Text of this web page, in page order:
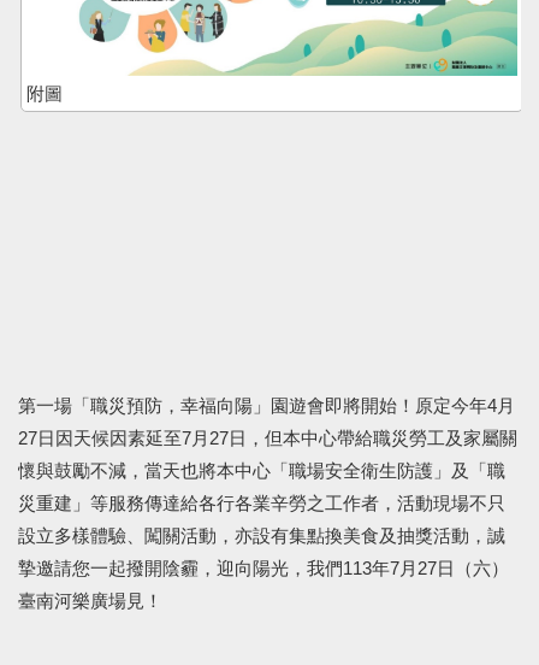
附圖
第一場「職災預防，幸福向陽」園遊會即將開始！原定今年4月
27日因天候因素延至7月27日，但本中心帶給職災勞工及家屬關
懷與鼓勵不減，當天也將本中心「職場安全衛生防護」及「職
災重建」等服務傳達給各行各業辛勞之工作者，活動現場不只
設立多樣體驗、闖關活動，亦設有集點換美食及抽獎活動，誠
摯邀請您一起撥開陰霾，迎向陽光，我們113年7月27日（六）
臺南河樂廣場見！